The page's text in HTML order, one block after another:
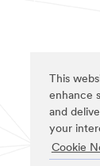
This
enhance
and
your
Cookie